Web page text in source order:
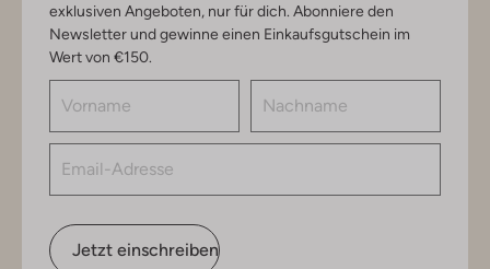
exklusiven Angeboten, nur für dich. Abonniere den
Newsletter und gewinne einen Einkaufsgutschein im
Wert von €150.
Jetzt einschreiben